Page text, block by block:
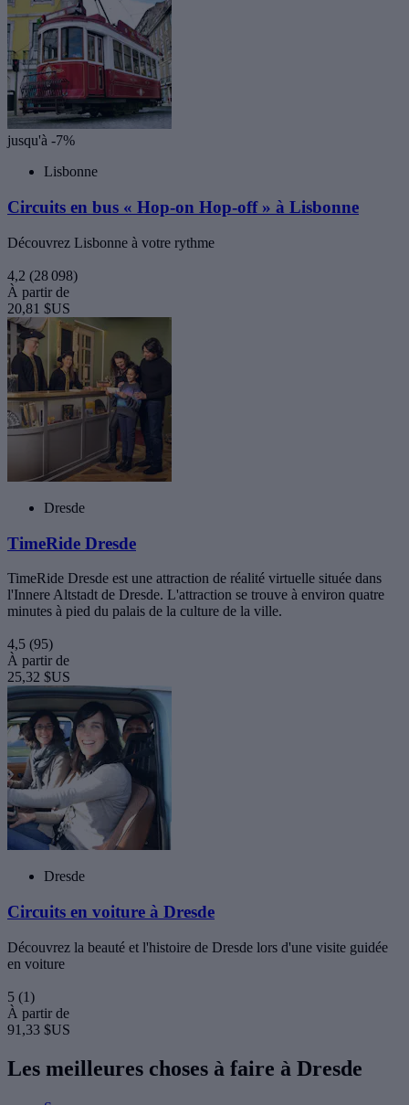
jusqu'à -7%
Lisbonne
Circuits en bus « Hop-on Hop-off » à Lisbonne
Découvrez Lisbonne à votre rythme
4,2 (28 098)
À partir de
20,81 $US
Dresde
TimeRide Dresde
TimeRide Dresde est une attraction de réalité virtuelle située dans
l'Innere Altstadt de Dresde. L'attraction se trouve à environ quatre
minutes à pied du palais de la culture de la ville.
4,5 (95)
À partir de
25,32 $US
Dresde
Circuits en voiture à Dresde
Découvrez la beauté et l'histoire de Dresde lors d'une visite guidée
en voiture
5 (1)
À partir de
91,33 $US
Les meilleures choses à faire à Dresde